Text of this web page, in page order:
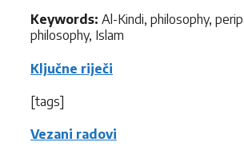
Keywords: Al-Kindi, philosophy,
philosophy, Islam
Ključne riječi
[tags]
Vezani radovi